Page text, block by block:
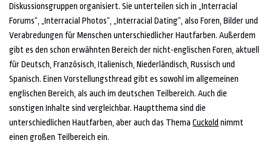
Diskussionsgruppen organisiert. Sie unterteilen sich in „Interracial
Forums“, „Interracial Photos“, „Interracial Dating“, also Foren, Bilder und
Verabredungen für Menschen unterschiedlicher Hautfarben. Außerdem
gibt es den schon erwähnten Bereich der nicht-englischen Foren, aktuell
für Deutsch, Französisch, Italienisch, Niederländisch, Russisch und
Spanisch. Einen Vorstellungsthread gibt es sowohl im allgemeinen
englischen Bereich, als auch im deutschen Teilbereich. Auch die
sonstigen Inhalte sind vergleichbar. Hauptthema sind die
unterschiedlichen Hautfarben, aber auch das Thema Cuckold nimmt
einen großen Teilbereich ein.